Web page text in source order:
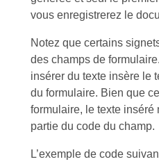
vous enregistrerez le
Notez que certains
des champs de
insérer du texte insère le
du formulaire. Bien que
formulaire, le texte
partie du code du champ.
L’exemple de code